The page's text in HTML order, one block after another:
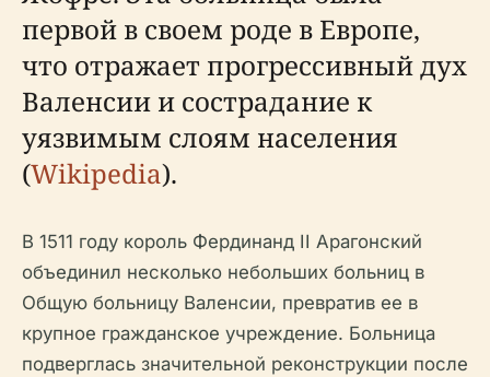
первой в своем роде в Европе,
что отражает прогрессивный дух
Валенсии и сострадание к
уязвимым слоям населения
(Wikipedia).
В 1511 году король Фердинанд II Арагонский
объединил несколько небольших больниц в
Общую больницу Валенсии, превратив ее в
крупное гражданское учреждение. Больница
подверглась значительной реконструкции после